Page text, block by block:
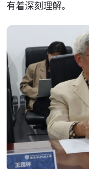
有着深刻理解。